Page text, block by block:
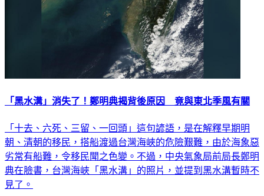
「黑水溝」消失了！鄭明典揭背後原因 竟與東北季風有關
「十去、六死、三留、一回頭」這句諺語，是在解釋早期明
朝、清朝的移民，搭船渡過台灣海峽的危險艱難，由於海象惡
劣常有船難，令移民聞之色變。不過，中央氣象局前局長鄭明
典在臉書，台灣海峽「黑水溝」的照片，並提到黑水溝暫時不
見了。